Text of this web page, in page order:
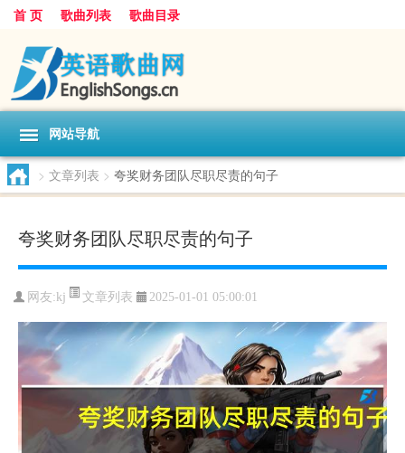
首 页 歌曲列表 歌曲目录
网站导航
> 文章列表 > 夸奖财务团队尽职尽责的句子
夸奖财务团队尽职尽责的句子
网友: kj 文章列表 2025-01-01 05:00:01